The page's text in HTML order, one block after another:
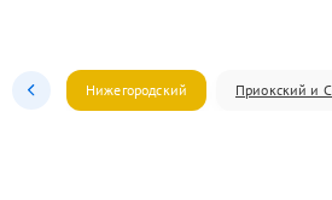
Нижегородский Приокский и